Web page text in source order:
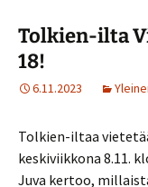
Tolkien-ilta
18!
6.11.2023
Tolkien-iltaa
keskiviikkona 8.11.
Juva kertoo,